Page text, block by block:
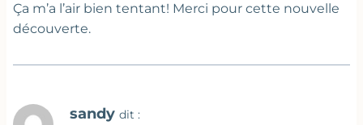
Ça m’a l’air bien tentant! Merci pour cette nouvelle
découverte.
sandy dit :